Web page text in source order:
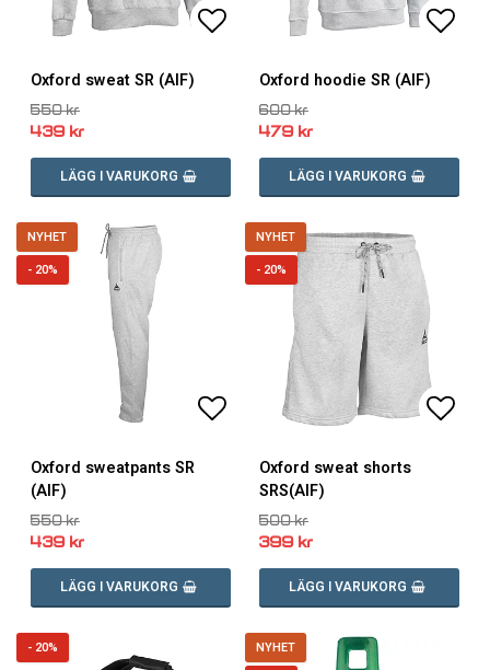
Lägg till i favoritlistan
Lägg till i favoritlistan
Oxford sweat SR (AIF)
550 kr
439 kr
LÄGG I VARUKORG
Oxford hoodie SR (AIF)
600 kr
479 kr
LÄGG I VARUKORG
NYHET
- 20%
Lägg till i favoritlistan
Lägg till i favoritlistan
Oxford sweatpants SR
(AIF)
550 kr
439 kr
LÄGG I VARUKORG
NYHET
- 20%
Oxford sweat shorts
SRS(AIF)
500 kr
399 kr
LÄGG I VARUKORG
- 20%
NYHET